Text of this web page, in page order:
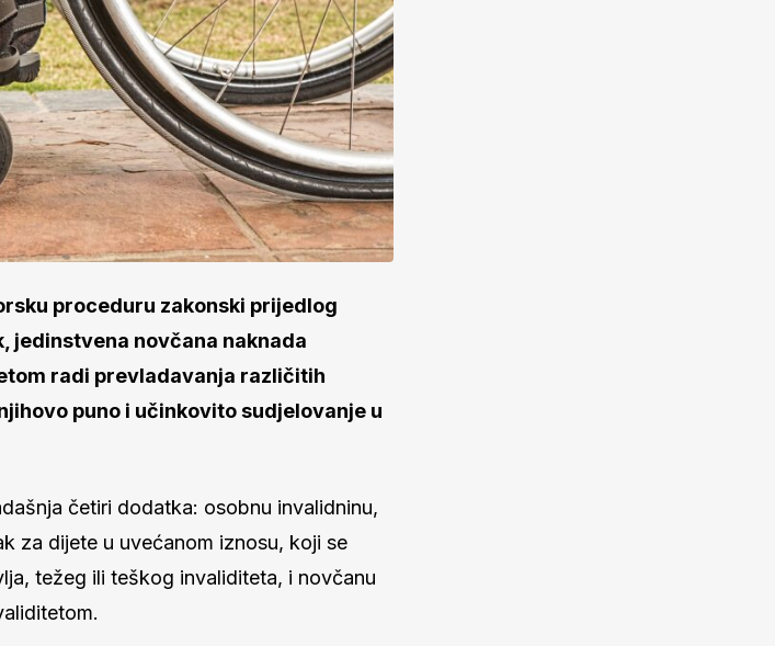
proceduru zakonski prijedlog
jedinstvena novčana naknada
radi prevladavanja različitih
puno i učinkovito sudjelovanje u
četiri dodatka: osobnu invalidninu,
za dijete u uvećanom iznosu, koji se
težeg ili teškog invaliditeta, i novčanu